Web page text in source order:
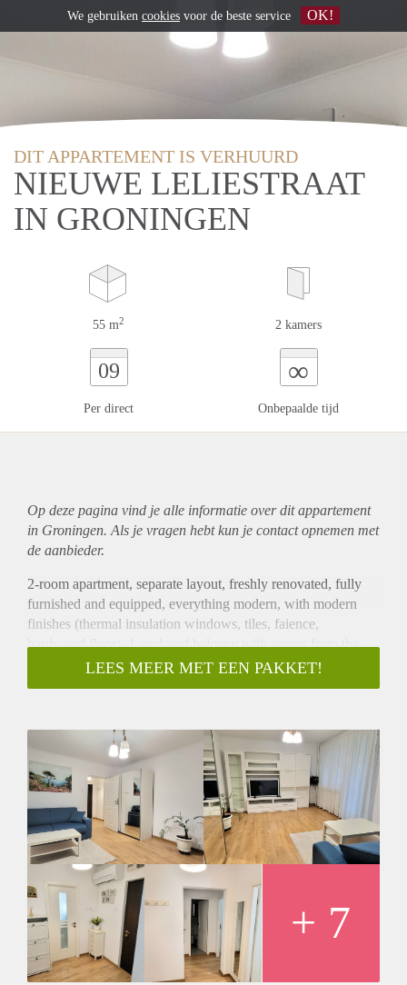
DIT APPARTEMENT IS VERHUURD
NIEUWE LELIESTRAAT
IN GRONINGEN
55 m2 2 kamers
09
Per direct
∞
Onbepaalde tijd
Op deze pagina vind je alle informatie over ditappartement
in Groningen. Als je vragen hebt kun je contact opnemen met
de aanbieder.
2-room apartment, separate layout, freshly renovated, fully
furnished and equipped, everything modern, with modern
finishes (thermal insulation windows, tiles, faience,
hardwood floor), 1 enclosed balcony with access from the
living room and kitchen, 1 storage room.
Located on the second floor, in a refurbished three floor
Appliances: 2xTV, hood+oven+stove, refrigerator, air
conditioning, washing machine.
Optical fiber, Wireless.
Living room furniture: extendable sofa for 2 persons,
wardrobe, bookshelf, coffee table.
Bedroom: double bed with nightstands + new mattress,
wardrobe.
The apartment is for first-time rent, freshly renovated!
Suitable for a couple, a family with one child, or an
individual. Pets allowed.
Long-term lease is preferred, minimum 12 months. The
contract will be registered.
LEES MEER MET EEN PAKKET!
+ 7
We gebruiken cookies voor de beste service OK!